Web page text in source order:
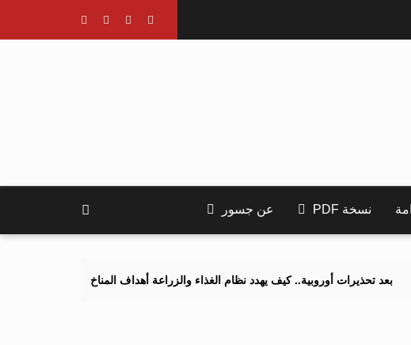
نسخة PDF عن جسور
أوروبية.. كيف يهدد نظام الغذاء والزراعة أهداف المناخ 2040 و2050؟